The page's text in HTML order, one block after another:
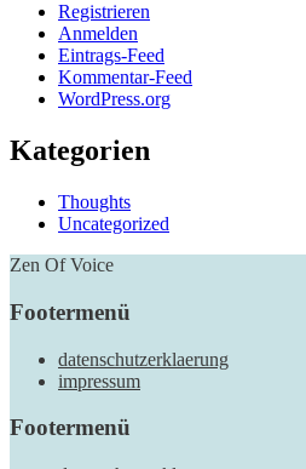
Registrieren
Anmelden
Eintrags-Feed
Kommentar-Feed
WordPress.org
Kategorien
Thoughts
Uncategorized
Zen Of Voice
Footermenü
datenschutzerklaerung
impressum
Footermenü